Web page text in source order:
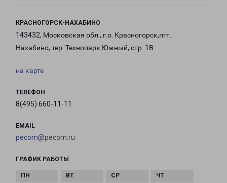
КРАСНОГОРСК-НАХАБИНО
143432, Московская обл., г.о. Красногорск,пгт.
Нахабино, тер. Технопарк Южный, стр. 1В
на карте
ТЕЛЕФОН
8(495) 660-11-11
EMAIL
pecom@pecom.ru
ГРАФИК РАБОТЫ